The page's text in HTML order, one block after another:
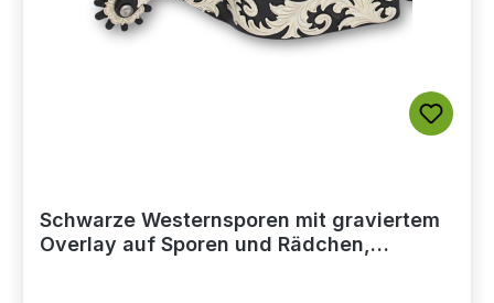
Schwarze Westernsporen mit graviertem
Overlay auf Sporen und Rädchen,